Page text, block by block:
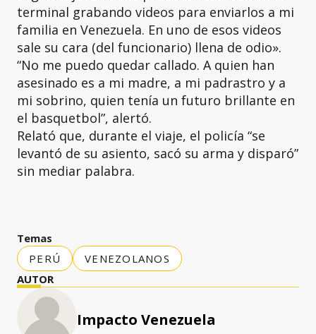
terminal grabando videos para enviarlos a mi
familia en Venezuela. En uno de esos videos
sale su cara (del funcionario) llena de odio».
“No me puedo quedar callado. A quien han
asesinado es a mi madre, a mi padrastro y a
mi sobrino, quien tenía un futuro brillante en
el basquetbol”, alertó.
Relató que, durante el viaje, el policía “se
levantó de su asiento, sacó su arma y disparó”
sin mediar palabra.
Temas
PERÚ
VENEZOLANOS
AUTOR
Impacto Venezuela